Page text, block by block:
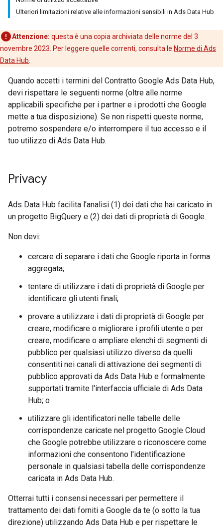
Ulteriori limitazioni relative alle informazioni sensibili in Ads Data Hub
Attenzione: questa è una copia archiviata delle norme del 3
novembre 2023. Per leggere quelle correnti, consulta le Norme di Ads
Data Hub
Quando accetti i termini del Contratto Google Ads Data Hub,
devi rispettare le seguenti norme (oltre alle norme
applicabili specifiche per i partner e i prodotti che Google
mette a tua disposizione). Se non rispetti queste norme,
potremo sospendere e/o interrompere il tuo accesso e il
tuo utilizzo di Ads Data Hub.
Privacy
Ads Data Hub facilita l'analisi (1) dei dati che hai caricato in
un progetto BigQuery e (2) dei dati di proprietà di Google.
Non devi:
cercare di separare i dati che Google riporta in forma
aggregata;
tentare di utilizzare i dati di proprietà di Google per
identificare gli utenti finali;
provare a utilizzare i dati di proprietà di Google per
creare, modificare o migliorare i profili utente o per
creare, modificare o ampliare elenchi di segmenti di
pubblico per qualsiasi utilizzo diverso da quelli
consentiti nei canali di attivazione dei segmenti di
pubblico approvati da Ads Data Hub e formalmente
supportati tramite l'interfaccia ufficiale di Ads Data
Hub; o
utilizzare gli identificatori nelle tabelle delle
corrispondenze caricate nel progetto Google Cloud
che Google potrebbe utilizzare o riconoscere come
informazioni che consentono l'identificazione
personale in qualsiasi tabella delle corrispondenze
caricata in Ads Data Hub.
Otterrai tutti i consensi necessari per permettere il
trattamento dei dati forniti a Google da te (o sotto la tua
direzione) utilizzando Ads Data Hub e per rispettare le